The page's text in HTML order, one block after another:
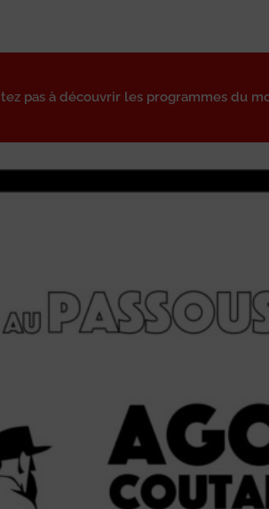
pas à découvrir les programmes du